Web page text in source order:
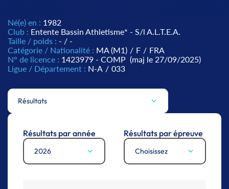
Né(e) en : 1982
Club : Entente Bassin Athletisme* - S/l A.L.T.E.A.
Taille / poids : - / -
Catégorie / Nationalité : MA (M1) / F / FRA
N° de licence : 1423979 - COMP (maj le 27/09/2025)
Ligue / Département : N-A / 033
Résultats
Résultats par année
2026
Résultats par épreuve
Choisissez